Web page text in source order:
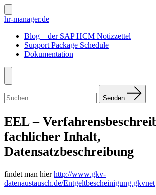
Zum
Inhalt
Suche
ein-/ausblenden
hr-manager.de
Blog – der SAP HCM Notizzettel
Support Package Schedule
Dokumentation
Menü
nach:
Senden
EEL –
fachlicher Inhalt,
Datensatzbeschreibung
findet man hierhttp://www.gkv-
datenaustausch.de/Entgeltbescheinigung.gkvnet